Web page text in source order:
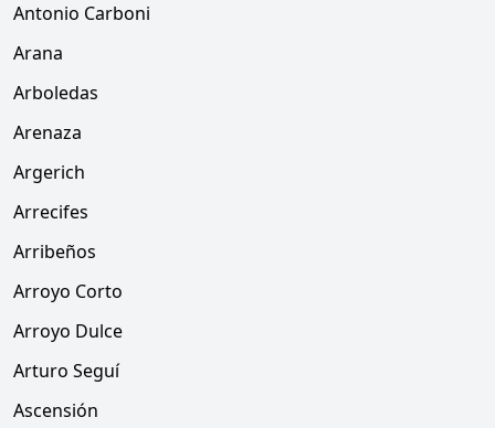
Antonio Carboni
Arana
Arboledas
Arenaza
Argerich
Arrecifes
Arribeños
Arroyo Corto
Arroyo Dulce
Arturo Seguí
Ascensión